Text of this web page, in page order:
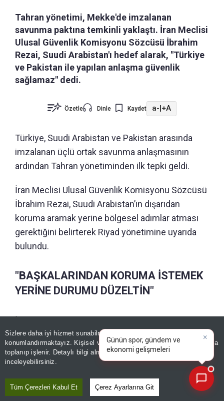
Sizlere daha iyi hizmet sunabilmek adına sitemizde
konumlandırmaktayız. Kişisel verileriniz, KVKK ve GDPR kapsamında
toplanıp işlenir. Detaylı bilgi almak içinAydınlatma Metnimizi
inceleyebilirsiniz.
Tüm Çerezleri Kabul Et Çerez Ayarlarına Git
Tahran yönetimi, Mekke'de imzalanan
savunma paktına temkinli yaklaştı. İran Meclisi
Ulusal Güvenlik Komisyonu Sözcüsü İbrahim
Rezai, Suudi Arabistan'ı hedef alarak, "Türkiye
ve Pakistan ile yapılan anlaşma güvenlik
sağlamaz" dedi.
Özetle Dinle Kaydet a-|+A
Türkiye, Suudi Arabistan ve Pakistan arasında
imzalanan üçlü ortak savunma anlaşmasının
ardından Tahran yönetiminden ilk tepki geldi.
İran Meclisi Ulusal Güvenlik Komisyonu Sözcüsü
İbrahim Rezai, Suudi Arabistan’ın dışarıdan
koruma aramak yerine bölgesel adımlar atması
gerektiğini belirterek Riyad yönetimine uyarıda
bulundu.
"BAŞKALARINDAN KORUMA İSTEMEK
YERİNE DURUMU DÜZELTİN"
İbrahim Rezai, üç ülke arasında tesis edilen
savunma ittifakını değerlendirirken Riyad
yönetimini hedef aldı. Rezai yaptığı açıklamada
şu ifadeleri kullandı:
×
Günün spor, gündem ve
ekonomi gelişmelerini analiz
edin!|